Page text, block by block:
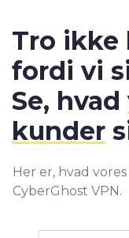
Tro ikke
fordi vi
Se, hvad
kunder
Her er, hvad
CyberGhost VPN.